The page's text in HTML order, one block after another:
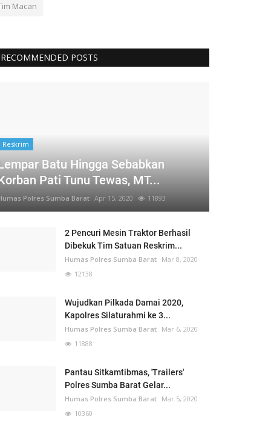
Macan
RECOMMENDED POSTS
Reskrim
Batu Hingga Sebabkan
Pati Tunu Tewas, MT...
Polres Sumba Barat Apr 15, 2020 11893
2 Pencuri Mesin Traktor Berhasil
Dibekuk Tim Satuan Reskrim...
Humas Polres Sumba Barat Mar 8, 2020
12138
Wujudkan Pilkada Damai 2020,
Kapolres Silaturahmi ke 3...
Humas Polres Sumba Barat Mar 6, 2020
11888
Pantau Sitkamtibmas, 'Trailers'
Polres Sumba Barat Gelar...
Humas Polres Sumba Barat Mar 5, 2020
10360